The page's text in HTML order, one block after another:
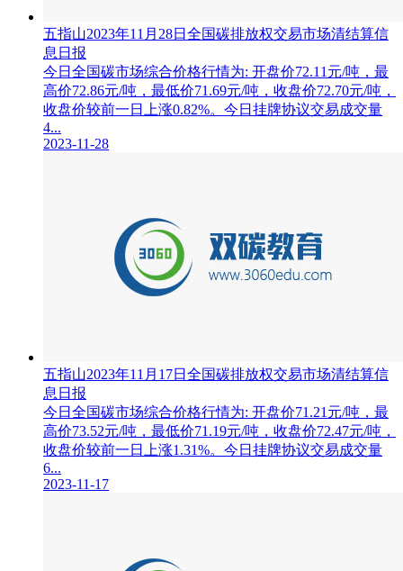
五指山2023年11月28日全国碳排放权交易市场清结算信
息日报
今日全国碳市场综合价格行情为: 开盘价72.11元/吨，最
高价72.86元/吨，最低价71.69元/吨，收盘价72.70元/吨，
收盘价较前一日上涨0.82%。今日挂牌协议交易成交量
4...
2023-11-28
五指山2023年11月17日全国碳排放权交易市场清结算信
息日报
今日全国碳市场综合价格行情为: 开盘价71.21元/吨，最
高价73.52元/吨，最低价71.19元/吨，收盘价72.47元/吨，
收盘价较前一日上涨1.31%。今日挂牌协议交易成交量
6...
2023-11-17